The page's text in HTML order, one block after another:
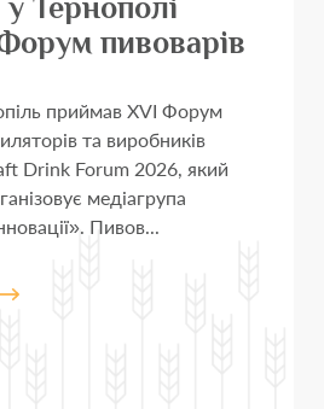
Тернополі
пивоварів
приймав XVI Форум
та виробників
Drink Forum 2026, який
медіагрупа
Пивов...